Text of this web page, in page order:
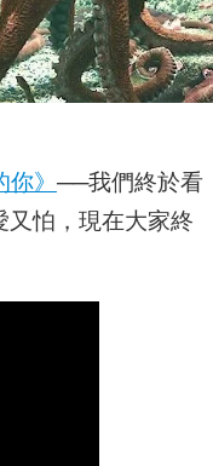
你》 ──我們終於看
怕，現在大家終